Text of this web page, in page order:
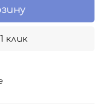
клик